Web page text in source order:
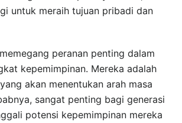
untuk meraih tujuan pribadi dan
peranan penting dalam
kepemimpinan. Mereka adalah
akan menentukan arah masa
sangat penting bagi generasi
potensi kepemimpinan mereka